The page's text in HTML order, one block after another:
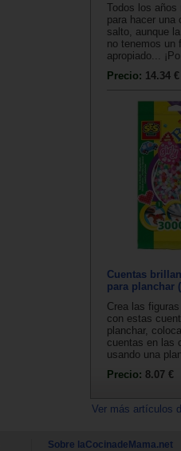
Todos los años
para hacer una
salto, aunque
no tenemos un
apropiado...
Precio: 14.34 €
Cuentas
para planchar
Crea las
con estas
planchar,
cuentas en las
usando una
Precio: 8.07 €
Ver más artículos
Sobre laCocinadeMama.net